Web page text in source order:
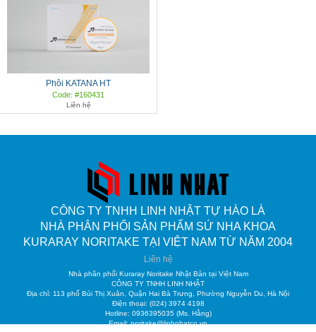
Phôi KATANA HT
Code: #160431
Liên hệ
CÔNG TY TNHH LINH NHẬT TỰ HÀO LÀ
NHÀ PHÂN PHỐI SẢN PHẨM SỨ NHA KHOA
KURARAY NORITAKE TẠI VIỆT NAM TỪ NĂM 2004
Liên hệ
Nhà phân phối Kuraray Noritake Nhật Bản tại Việt Nam
CÔNG TY TNHH LINH NHẬT
Địa chỉ: 113 phố Bùi Thị Xuân, Quận Hai Bà Trưng, Phường Nguyễn Du, Hà Nội
Điện thoại: (024) 3974 4198
Hotline: 0936395035 (Ms. Hằng)
Email: noritake@linhnhatco.vn